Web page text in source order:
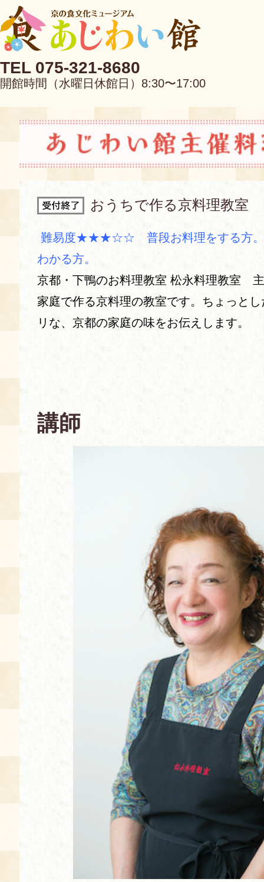
TEL 075-321-8680
開館時間（水曜日休館日）8:30〜17:00
EN 中文
当館について
あじわい館とは
FAQ
料理教室
キャンセル・ご変更
展示室のご紹介
空き状況・ご予約
使用料・お支払い方法
団体向け見学・体験
食の語り部の部屋
講演会付き料理教室
あじわい館弁当
おうちで作る京料理教室
難易度★★★☆☆ 普段お料理をする方。
わかる方。
京都・下鴨のお料理教室 松永料理教室
家庭で作る京料理の教室です。ちょっと
リな、京都の家庭の味をお伝えします。
講師